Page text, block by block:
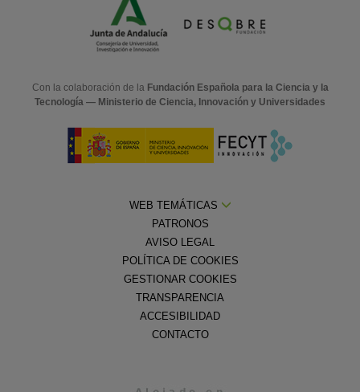
Con la colaboración de la Fundación Española para la Ciencia y la
Tecnología — Ministerio de Ciencia, Innovación y Universidades
WEB TEMÁTICAS
PATRONOS
AVISO LEGAL
POLÍTICA DE COOKIES
GESTIONAR COOKIES
TRANSPARENCIA
ACCESIBILIDAD
CONTACTO